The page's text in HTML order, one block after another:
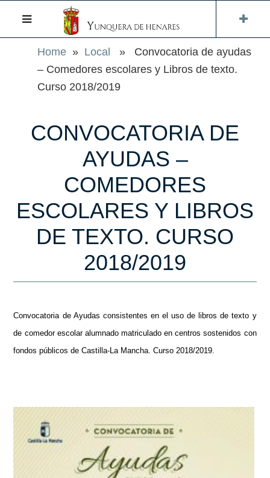
Home » Local
» Convocatoria de ayudas
– Comedores escolares y Libros de texto.
Curso 2018/2019
CONVOCATORIA DE
AYUDAS –
COMEDORES
ESCOLARES Y LIBROS
DE TEXTO. CURSO
2018/2019
Convocatoria de Ayudas consistentes en el uso de libros de texto y
de comedor escolar alumnado matriculado en centros sostenidos con
fondos públicos de Castilla-La Mancha. Curso 2018/2019.